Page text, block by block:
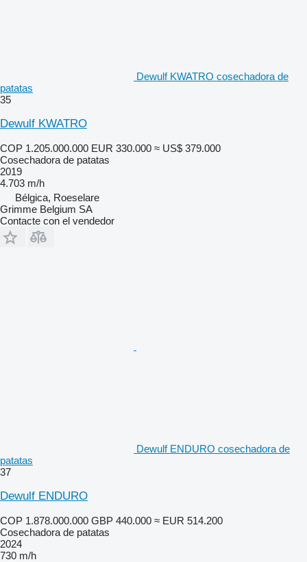
Dewulf KWATRO cosechadora de
patatas
35
Dewulf KWATRO
COP 1.205.000.000 EUR 330.000 ≈ US$ 379.000
Cosechadora de patatas
2019
4.703 m/h
Bélgica, Roeselare
Grimme Belgium SA
Contacte con el vendedor
Dewulf ENDURO cosechadora de
patatas
37
Dewulf ENDURO
COP 1.878.000.000 GBP 440.000 ≈ EUR 514.200
Cosechadora de patatas
2024
730 m/h